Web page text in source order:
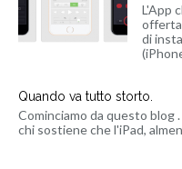
L'App
offerta
di
Quando va tutto storto.
Cominciamo da questo blog
chi sostiene che l'iPad,